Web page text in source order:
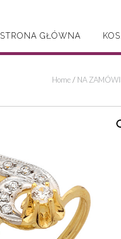
STRONA GŁÓWNA
Home/ NA